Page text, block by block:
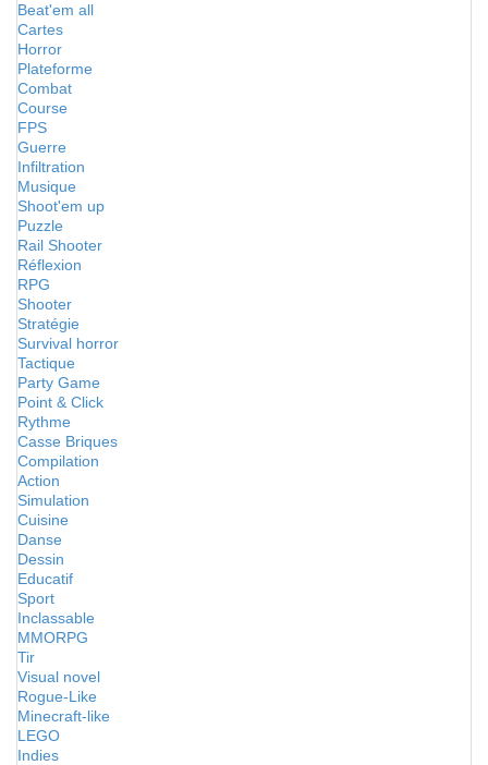
Beat'em all
Cartes
Horror
Plateforme
Combat
Course
FPS
Guerre
Infiltration
Musique
Shoot'em up
Puzzle
Rail Shooter
Réflexion
RPG
Shooter
Stratégie
Survival horror
Tactique
Party Game
Point & Click
Rythme
Casse Briques
Compilation
Action
Simulation
Cuisine
Danse
Dessin
Educatif
Sport
Inclassable
MMORPG
Tir
Visual novel
Rogue-Like
Minecraft-like
LEGO
Indies